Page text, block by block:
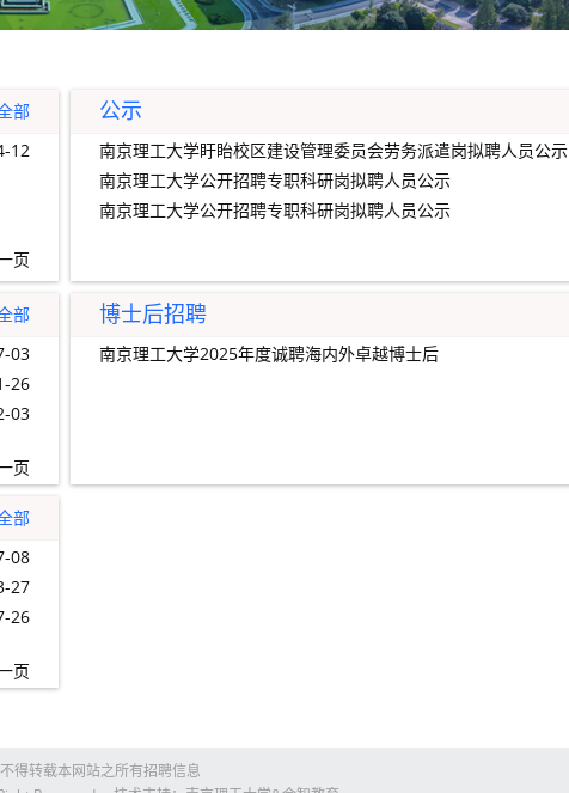
部
12
页
公示
南京理工大学盱眙校区建设管理委员会劳务派遣岗拟聘人员公示
南京理工大学公开招聘专职科研岗拟聘人员公示
南京理工大学公开招聘专职科研岗拟聘人员公示
部
03
26
03
页
博士后招聘
南京理工大学2025年度诚聘海内外卓越博士后
部
08
27
26
页
得转载本网站之所有招聘信息